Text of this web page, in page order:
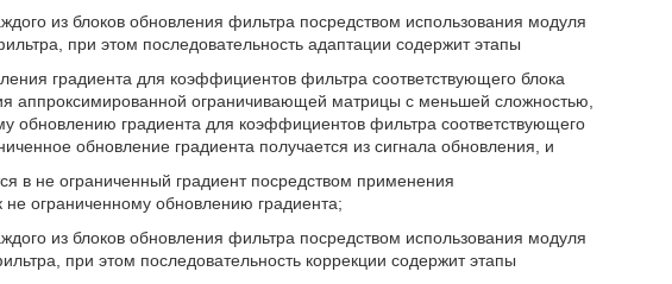
из блоков обновления фильтра посредством использования модуля
при этом последовательность адаптации содержит этапы
градиента для коэффициентов фильтра соответствующего блока
аппроксимированной ограничивающей матрицы с меньшей сложностью,
обновлению градиента для коэффициентов фильтра соответствующего
обновление градиента получается из сигнала обновления, и
в не ограниченный градиент посредством применения
ограниченному обновлению градиента;
из блоков обновления фильтра посредством использования модуля
при этом последовательность коррекции содержит этапы